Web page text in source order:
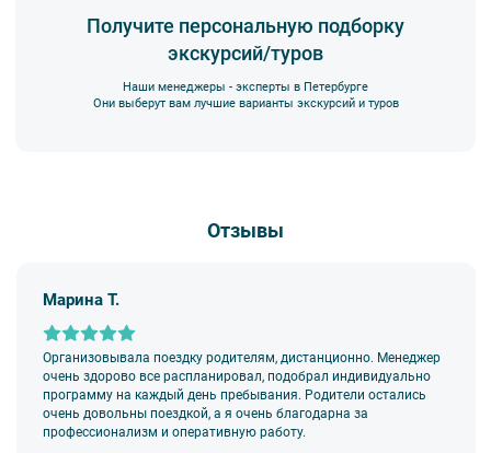
Получите персональную подборку
экскурсий/туров
Наши менеджеры - эксперты в Петербурге
Они выберут вам лучшие варианты экскурсий и туров
Отзывы
Марина Т.
Организовывала поездку родителям, дистанционно. Менеджер
очень здорово все распланировал, подобрал индивидуально
программу на каждый день пребывания. Родители остались
очень довольны поездкой, а я очень благодарна за
профессионализм и оперативную работу.